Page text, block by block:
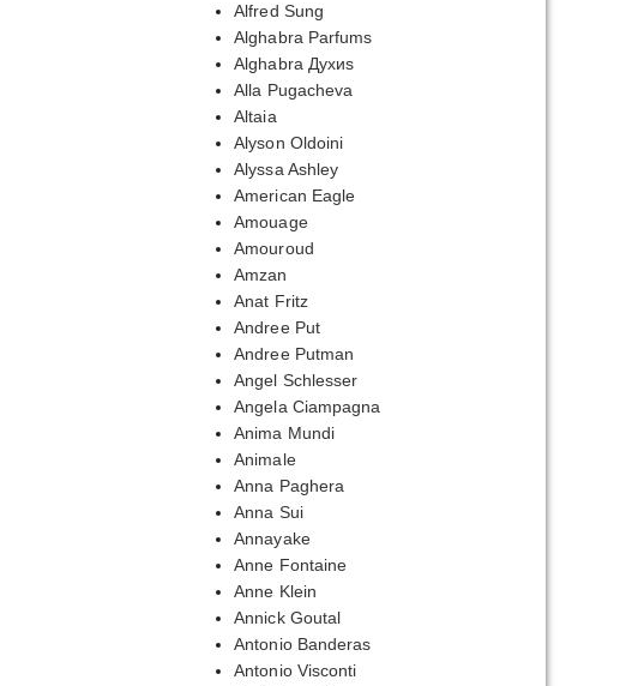
Alfred Sung
Alghabra Parfums
Alghabra Духиs
Alla Pugacheva
Altaia
Alyson Oldoini
Alyssa Ashley
American Eagle
Amouage
Amouroud
Amzan
Anat Fritz
Andree Put
Andree Putman
Angel Schlesser
Angela Ciampagna
Anima Mundi
Animale
Anna Paghera
Anna Sui
Annayake
Anne Fontaine
Anne Klein
Annick Goutal
Antonio Banderas
Antonio Visconti